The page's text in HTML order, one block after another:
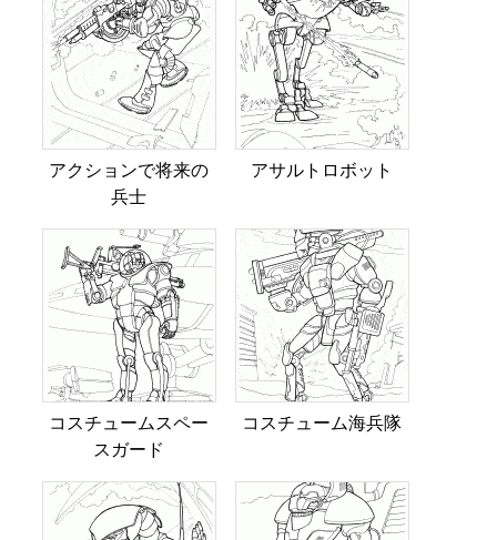
アクションで将来の
兵士
アサルトロボット
コスチュームスペー
スガード
コスチューム海兵隊